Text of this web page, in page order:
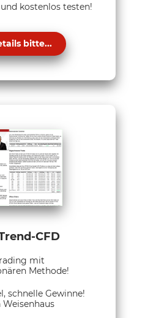
kostenlos testen!
bitte...
CFD
mit
Methode!
schnelle Gewinne!
Weisenhaus